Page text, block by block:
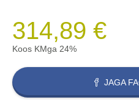
314,89 €
Koos KMga 24%
JAGA